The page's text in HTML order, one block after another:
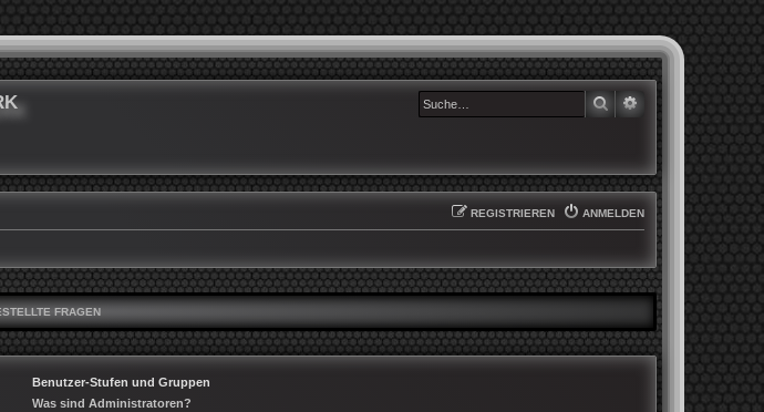
SUCHE
ANMELDEN
REGISTRIEREN
FRAGEN
Benutzer-Stufen und Gruppen
Was sind Administratoren?